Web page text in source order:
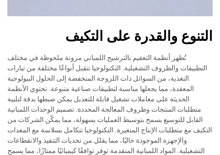
التنوع والقدرة على التكيف
تُظهر أنظمة التعقيم بالترشيح اللمباني مرونة ملحوظة في مختلف
التطبيقات والظروف التشغيلية. التكنولوجيا تتقبل أنواعًا مختلفة من تيارات
التغذية، من السوائل ذات اللزوجة المنخفضة إلى الحلول البيولوجية
المعقدة، مما يجعلها مناسبة لتطبيقات صناعية متنوعة. تحتوي الأنظمة
الحديثة على معاملات تشغيل قابلة للتعديل يمكن ضبطها بدقة لتلبية
متطلبات المنتجات وظروف المعالجة المحددة. تصميم الوحدات اللمبانية
القابل للتوسيع يسمح بتوسيط العمليات بسهولة، مما يمكّن الشركات من
التكيف مع متطلبات الإنتاج المتغيرة. التكنولوجيا تتكامل بسلاسة مع المعدات
والإجهزة الموجودة حاليًا، مما يقلل من تحديات التنفيذ والانقطاعات
التشغيلية. المواد اللمبانية المتقدمة توفر توافقًا كيميائيًا ممتازًا، مما يسمح